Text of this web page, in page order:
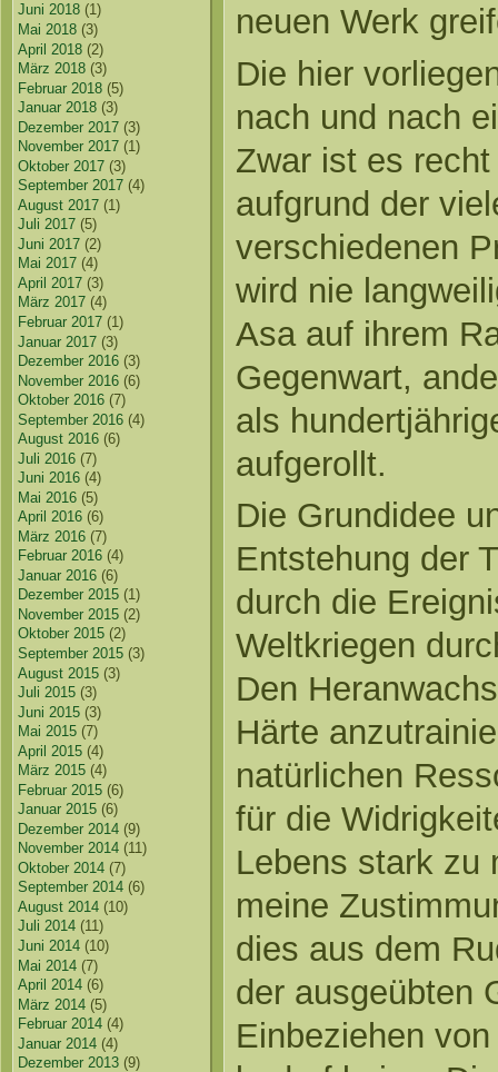
Juni 2018 (1)
Mai 2018 (3)
April 2018 (2)
März 2018 (3)
Februar 2018 (5)
Januar 2018 (3)
Dezember 2017 (3)
November 2017 (1)
Oktober 2017 (3)
September 2017 (4)
August 2017 (1)
Juli 2017 (5)
Juni 2017 (2)
Mai 2017 (4)
April 2017 (3)
März 2017 (4)
Februar 2017 (1)
Januar 2017 (3)
Dezember 2016 (3)
November 2016 (6)
Oktober 2016 (7)
September 2016 (4)
August 2016 (6)
Juli 2016 (7)
Juni 2016 (4)
Mai 2016 (5)
April 2016 (6)
März 2016 (7)
Februar 2016 (4)
Januar 2016 (6)
Dezember 2015 (1)
November 2015 (2)
Oktober 2015 (2)
September 2015 (3)
August 2015 (3)
Juli 2015 (3)
Juni 2015 (3)
Mai 2015 (7)
April 2015 (4)
März 2015 (4)
Februar 2015 (6)
Januar 2015 (6)
Dezember 2014 (9)
November 2014 (11)
Oktober 2014 (7)
September 2014 (6)
August 2014 (10)
Juli 2014 (11)
Juni 2014 (10)
Mai 2014 (7)
April 2014 (6)
März 2014 (5)
Februar 2014 (4)
Januar 2014 (4)
Dezember 2013 (9)
neuen Werk
Die hier
nach und nach
Zwar ist es
aufgrund der
verschiedenen
wird nie
Asa auf ihrem
Gegenwart,
als
aufgerollt.
Die Grundidee
Entstehung der
durch die
Weltkriegen
Den
Härte
natürlichen
für die
Lebens stark zu
meine
dies aus dem
der ausgeübten
Einbeziehen